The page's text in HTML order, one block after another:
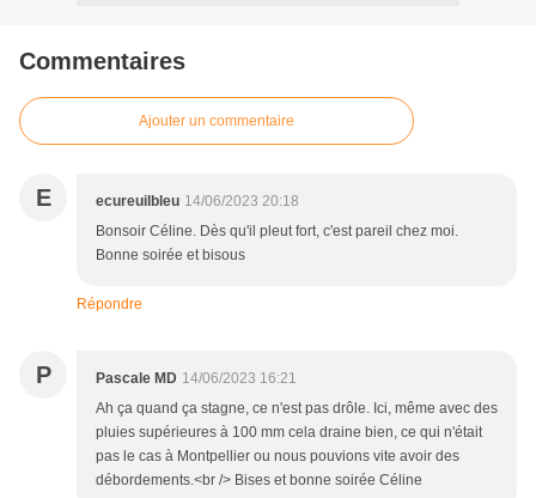
Commentaires
Ajouter un commentaire
E ecureuilbleu 14/06/2023 20:18
Bonsoir Céline. Dès qu'il pleut fort, c'est pareil chez moi.
Bonne soirée et bisous
Répondre
P Pascale MD 14/06/2023 16:21
Ah ça quand ça stagne, ce n'est pas drôle. Ici, même avec des
pluies supérieures à 100 mm cela draine bien, ce qui n'était
pas le cas à Montpellier ou nous pouvions vite avoir des
débordements.<br /> Bises et bonne soirée Céline